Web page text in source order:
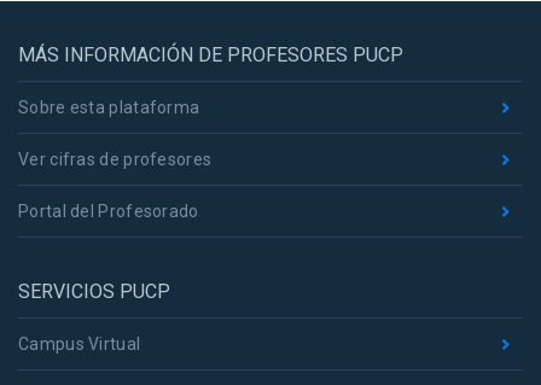
MÁS INFORMACIÓN DE PROFESORES PUCP
Sobre esta plataforma
Ver cifras de profesores
Portal del Profesorado
SERVICIOS PUCP
Campus Virtual